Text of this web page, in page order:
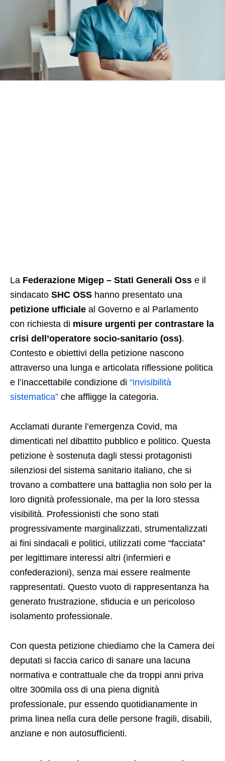
La Federazione Migep – Stati Generali Oss e il
sindacato SHC OSS hanno presentato una
petizione ufficiale al Governo e al Parlamento
con richiesta di misure urgenti per contrastare la
crisi dell’operatore socio-sanitario (oss).
Contesto e obiettivi della petizione nascono
attraverso una lunga e articolata riflessione politica
e l’inaccettabile condizione di “invisibilità
sistematica” che affligge la categoria.
Acclamati durante l’emergenza Covid, ma
dimenticati nel dibattito pubblico e politico. Questa
petizione è sostenuta dagli stessi protagonisti
silenziosi del sistema sanitario italiano, che si
trovano a combattere una battaglia non solo per la
loro dignità professionale, ma per la loro stessa
visibilità. Professionisti che sono stati
progressivamente marginalizzati, strumentalizzati
ai fini sindacali e politici, utilizzati come “facciata”
per legittimare interessi altri (infermieri e
confederazioni), senza mai essere realmente
rappresentati. Questo vuoto di rappresentanza ha
generato frustrazione, sfiducia e un pericoloso
isolamento professionale.
Con questa petizione chiediamo che la Camera dei
deputati si faccia carico di sanare una lacuna
normativa e contrattuale che da troppi anni priva
oltre 300mila oss di una piena dignità
professionale, pur essendo quotidianamente in
prima linea nella cura delle persone fragili, disabili,
anziane e non autosufficienti.